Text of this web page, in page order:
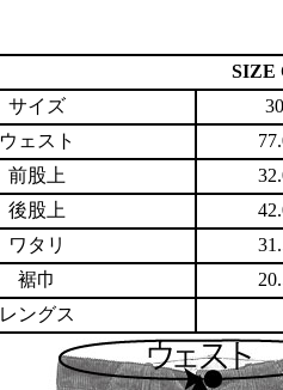
SIZE
サイズ
ウェスト
前股上
後股上
ワタリ
裾巾
レングス